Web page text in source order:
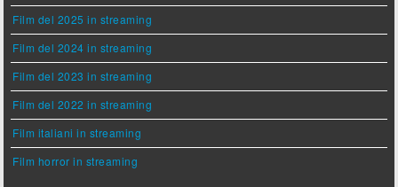
Film del 2025 in streaming
Film del 2024 in streaming
Film del 2023 in streaming
Film del 2022 in streaming
Film italiani in streaming
Film horror in streaming